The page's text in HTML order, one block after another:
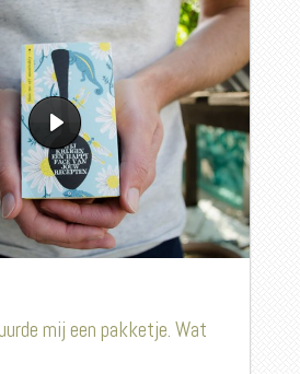
mij een pakketje. Wat